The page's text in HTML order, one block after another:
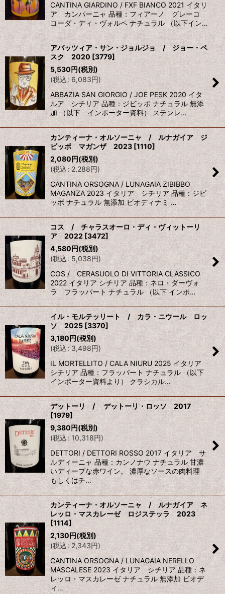
CANTINA GIARDINO / FXF BIANCO 2021 イタリ
ア カンパーニャ 品種：フィアーノ グレーコ
コーダ・ディ・ヴォルペ ナチュラル （以下イン…
アバッツィア・サン・ジョルジョ / ジョー・ペ
スク 2020 [3779]
5,530円(税別)
(税込: 6,083円)
ABBAZIA SAN GIORGIO / JOE PESK 2020 イタ
ルア シチリア 品種：ジビッボ ナチュラル 無添
加 （以下 インポーター資料） ステンレ…
カンティーナ・オルソーニャ / ルナガイア ジ
ビッボ マガンザ 2023 [1110]
2,080円(税別)
(税込: 2,288円)
CANTINA ORSOGNA / LUNAGAIA ZIBIBBO
MAGANZA 2023 イタリア シチリア 品種：ジビ
ッボ ナチュラル 無添加 ビオディナミ …
コス / チャラスオーロ・ディ・ヴィットーリ
ア 2022 [3472]
4,580円(税別)
(税込: 5,038円)
COS / CERASUOLO DI VITTORIA CLASSICO
2022 イタリア シチリア 品種：ネロ・ダーヴォ
ラ フラッパート ナチュラル （以下 インポ…
イル・モルテッリート / カラ・ニウール ロッ
ソ 2025 [3370]
3,180円(税別)
(税込: 3,498円)
IL MORTELLITO / CALA NIURU 2025 イタリア
シチリア 品種：フラッパート ナチュラル （以下
インポーター資料より） クラシカル…
デットーリ / デットーリ・ロッソ 2017
[1979]
9,380円(税別)
(税込: 10,318円)
DETTORI / DETTORI ROSSO 2017 イタリア サ
ルディーニャ 品種：カンノナウ ナチュラル 甘濃
いディープな赤ワイン。 濃厚なソースの肉料理
もしくはチ…
カンティーナ・オルソーニャ / ルナガイア ネ
レッロ・マスカレーゼ ロジステッラ 2023
[1114]
2,130円(税別)
(税込: 2,343円)
CANTINA ORSOGNA / LUNAGAIA NERELLO
MASCALESE 2023 イタリア シチリア 品種：ネ
レッロ・マスカレーゼ ナチュラル 無添加 ビオデ
ィ…